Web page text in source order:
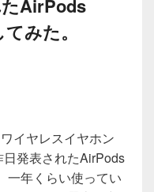
AirPods
みた。
イヤレスイヤホン
発表されたAirPods
一年くらい使ってい